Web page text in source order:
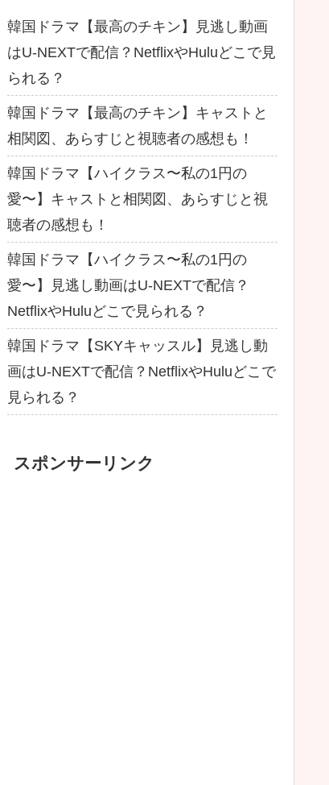
韓国ドラマ【最高のチキン】見逃し動画
はU-NEXTで配信？NetflixやHuluどこで見
られる？
韓国ドラマ【最高のチキン】キャストと
相関図、あらすじと視聴者の感想も！
韓国ドラマ【ハイクラス〜私の1円の
愛〜】キャストと相関図、あらすじと視
聴者の感想も！
韓国ドラマ【ハイクラス〜私の1円の
愛〜】見逃し動画はU-NEXTで配信？
NetflixやHuluどこで見られる？
韓国ドラマ【SKYキャッスル】見逃し動
画はU-NEXTで配信？NetflixやHuluどこで
見られる？
スポンサーリンク